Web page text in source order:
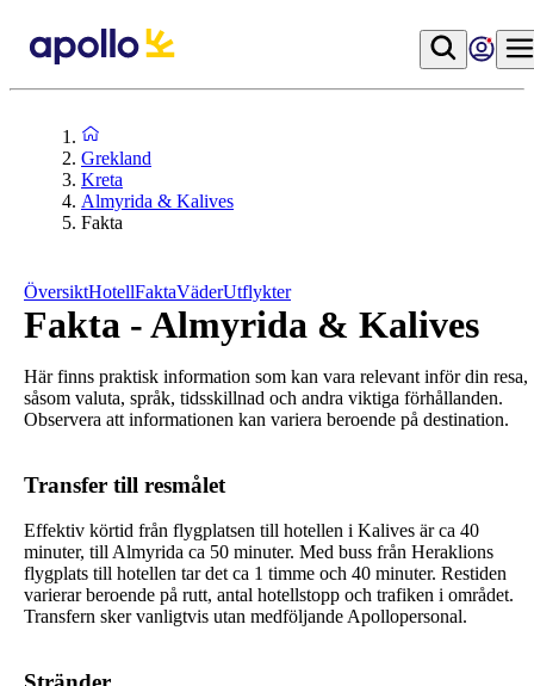
Grekland
Kreta
Almyrida & Kalives
Fakta
ÖversiktHotellFaktaVäderUtflykter
Fakta - Almyrida & Kalives
Här finns praktisk information som kan vara relevant inför din resa,
såsom valuta, språk, tidsskillnad och andra viktiga förhållanden.
Observera att informationen kan variera beroende på destination.
Transfer till resmålet
Effektiv körtid från flygplatsen till hotellen i Kalives är ca 40
minuter, till Almyrida ca 50 minuter. Med buss från Heraklions
flygplats till hotellen tar det ca 1 timme och 40 minuter. Restiden
varierar beroende på rutt, antal hotellstopp och trafiken i området.
Transfern sker vanligtvis utan medföljande Apollopersonal.